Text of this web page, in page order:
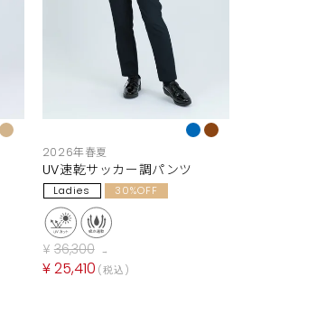
2026年春夏
UV速乾サッカー調パンツ
Ladies 30%OFF
¥ 36,300 →
¥25,410 税込